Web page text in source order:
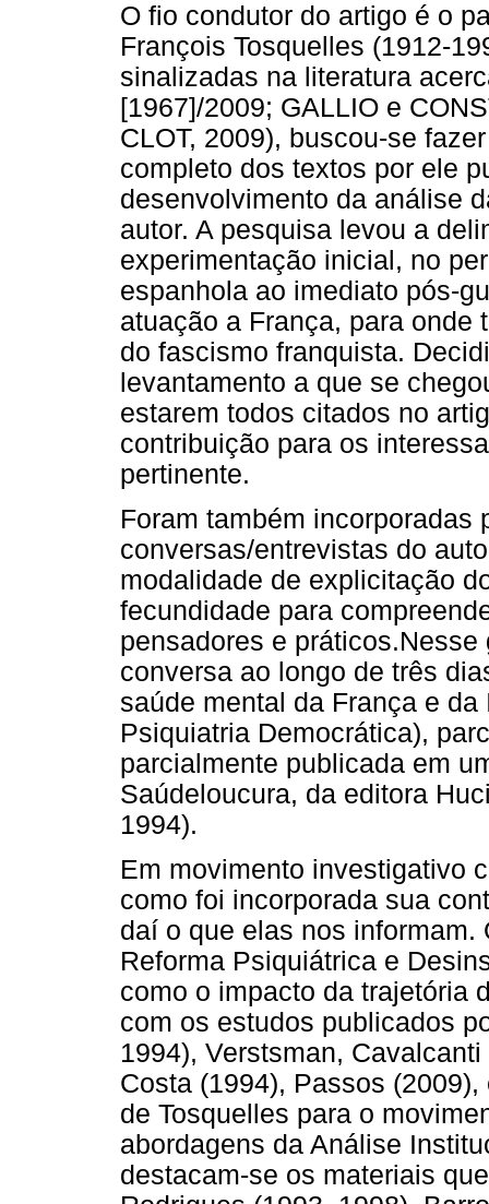
O fio condutor do artigo é o
François Tosquelles (1912-
sinalizadas na literatura
[1967]/2009; GALLIO e
CLOT, 2009), buscou-se
completo dos textos por ele
desenvolvimento da análise
autor. A pesquisa levou a
experimentação inicial, no
espanhola ao imediato pós-
atuação a França, para onde
do fascismo franquista.
levantamento a que se
estarem todos citados no
contribuição para os
pertinente.
Foram também incorporadas
conversas/entrevistas do
modalidade de explicitação
fecundidade para
pensadores e
conversa ao longo de três
saúde mental da França e
Psiquiatria Democrática),
parcialmente publicada em
Saúdeloucura, da editora
1994).
Em movimento investigativo
como foi incorporada sua
daí o que elas nos
Reforma Psiquiátrica e
como o impacto da trajetória
com os estudos publicados
1994), Verstsman,
Costa (1994), Passos
de Tosquelles para o
abordagens da Análise
destacam-se os materiais